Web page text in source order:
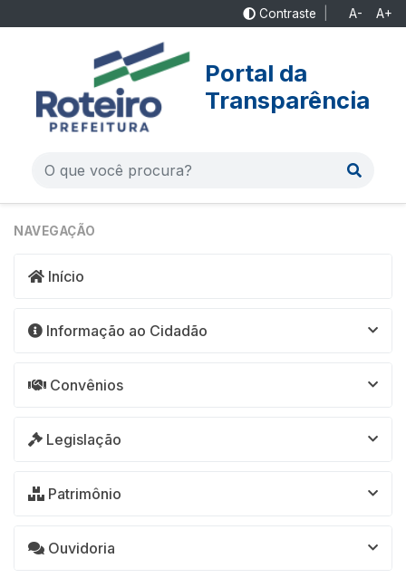
Contraste A- A+
Portal da
Transparência
NAVEGAÇÃO
Início
Informação ao Cidadão
Convênios
Legislação
Patrimônio
Ouvidoria